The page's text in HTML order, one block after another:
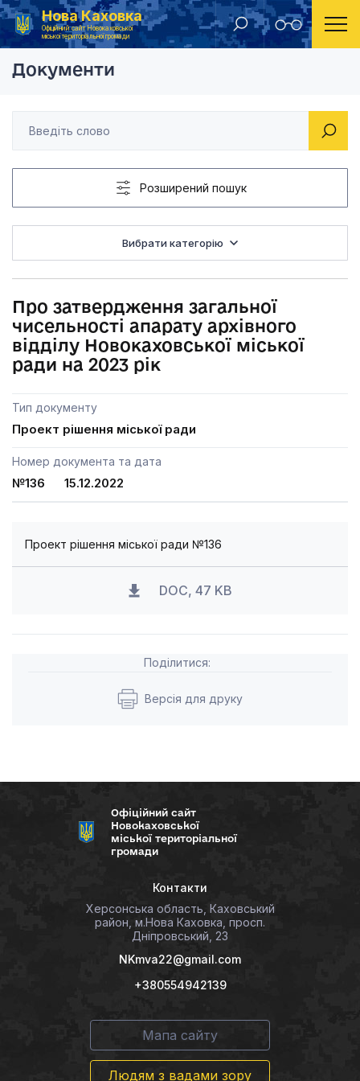
Нова Каховка
Офіційний сайт Новокаховської
міської територіальної громади
Головна Проекти рішень Новокаховської міської ради Про затвердження
Документи
Розширений пошук
Вибрати категорію
Про затвердження загальної
чисельності апарату архівного
відділу Новокаховської міської
ради на 2023 рік
Тип документу
Проект рішення міської ради
Номер документа та дата
№136 15.12.2022
Проект рішення міської ради №136
DOC, 47 KB
Поділитися:
Версія для друку
Офіційний сайт
Новокаховської
міської територіальної
громади
Контакти
Херсонська область, Каховський
район, м.Нова Каховка, просп.
Дніпровський, 23
NKmva22@gmail.com
+380554942139
Мапа сайту
Людям з вадами зору